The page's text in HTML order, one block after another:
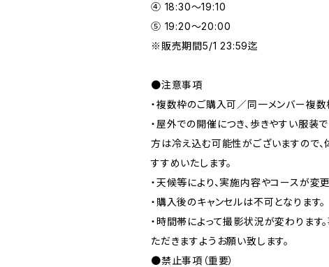
④ 18:30〜19:10
⑤ 19:20〜20:00
※販売期間5/1 23:59迄
●注意事項
・複数枠のご購入可／同一メンバー複数
・屋外での開催につき、歩きやすい服装で
方は冷え込む可能性がございますので
すすめいたします。
・天候等により、実施内容やコースが変
・購入後のキャンセルは不可となります。
・時間帯によって撮影状況が変わります
ただきますようお願い致します。
●禁止事項（重要）